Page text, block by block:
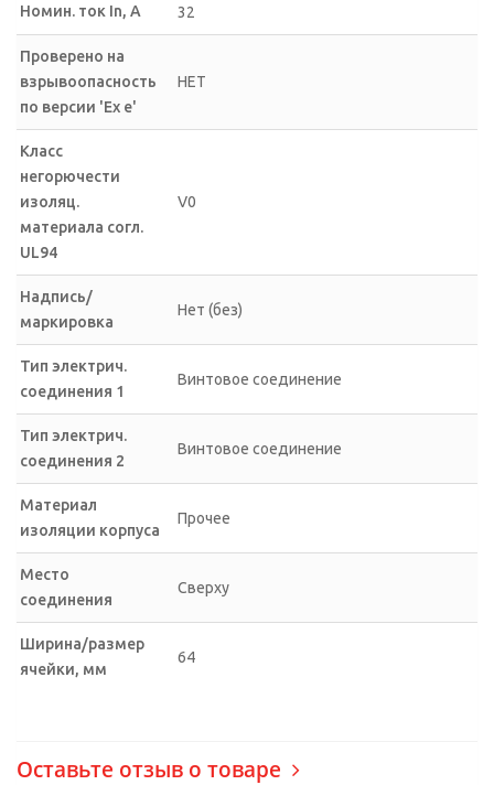
Номин. ток In, А 32
Проверено на
взрывоопасность
по версии 'Ex e'
НЕТ
Класс
негорючести
изоляц.
материала согл.
UL94
V0
Надпись/
маркировка
Нет (без)
Тип электрич.
соединения 1
Винтовое соединение
Тип электрич.
соединения 2
Винтовое соединение
Материал
изоляции корпуса
Прочее
Место
соединения
Сверху
Ширина/размер
ячейки, мм
64
Оставьте отзыв о товаре